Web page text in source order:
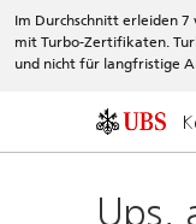
Im Durchschnitt erleiden
mit Turbo-Zertifikaten.
und nicht für langfristige
Ups,